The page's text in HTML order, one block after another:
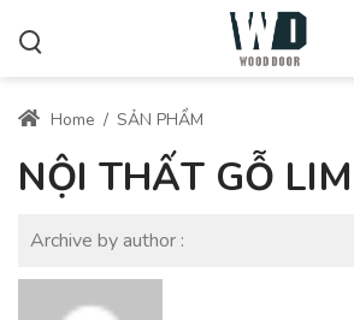
Home / SẢN PHẨM
NỘI THẤT GỖ
Archive by author :